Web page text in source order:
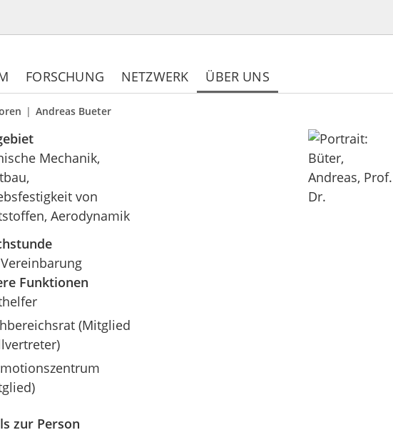
FORSCHUNG NETZWERK ÜBER UNS
Andreas Bueter
Mechanik,
von
Aerodynamik
Funktionen
(Mitglied
zur Person